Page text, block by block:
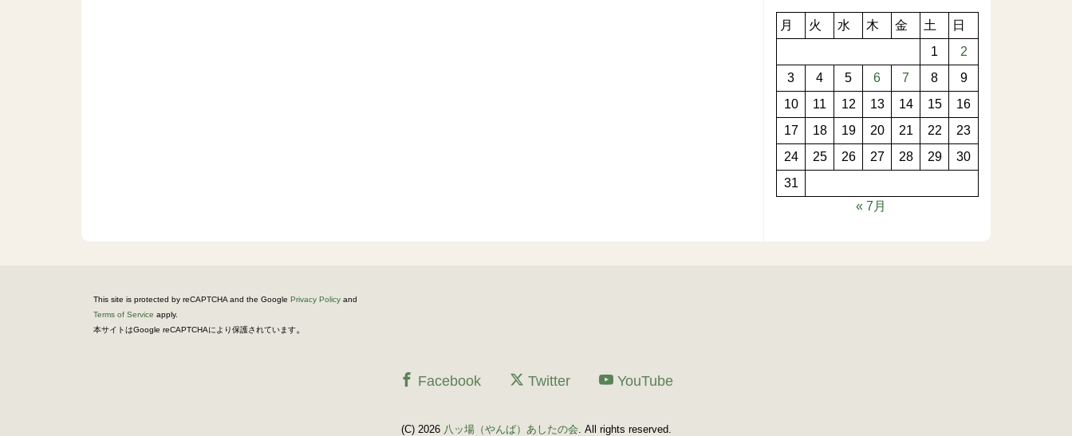
月 火 水 木 金 土
日
1
2
3
4 5 6 7 8
9
10
11 12 13 14 15
16
17
18 19 20 21 22
23
24
25 26 27 28 29
30
31
« 7月
This site is protected by reCAPTCHA and the Google Privacy Policy and
Terms of Service apply.
本サイトはGoogle reCAPTCHAにより保護されています。
Facebook Twitter YouTube
(C) 2026 八ッ場（やんば）あしたの会. All rights reserved.